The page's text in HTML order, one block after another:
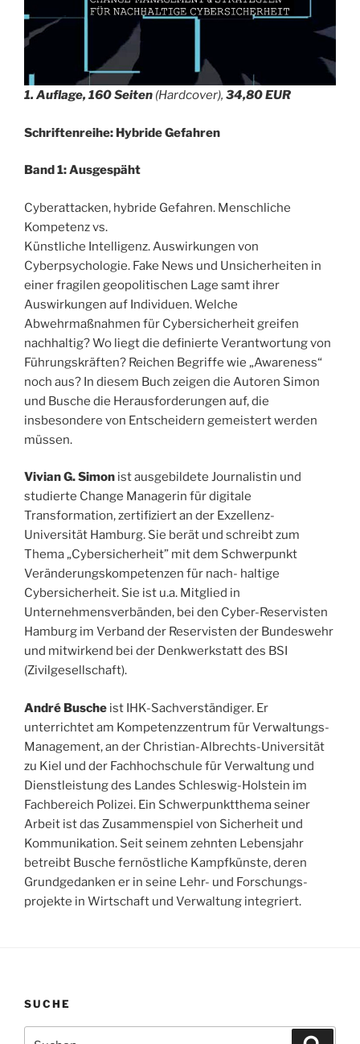
1. Auflage, 160 Seiten (Hardcover), 34,80 EUR
Schriftenreihe: Hybride Gefahren
Band 1: Ausgespäht
Cyberattacken, hybride Gefahren. Menschliche
Kompetenz vs.
Künstliche Intelligenz. Auswirkungen von
Cyberpsychologie. Fake News und Unsicherheiten in
einer fragilen geopolitischen Lage samt ihrer
Auswirkungen auf Individuen. Welche
Abwehrmaßnahmen für Cybersicherheit greifen
nachhaltig? Wo liegt die definierte Verantwortung von
Führungskräften? Reichen Begriffe wie „Awareness“
noch aus? In diesem Buch zeigen die Autoren Simon
und Busche die Herausforderungen auf, die
insbesondere von Entscheidern gemeistert werden
müssen.
Vivian G. Simon ist ausgebildete Journalistin und
studierte Change Managerin für digitale
Transformation, zertifiziert an der Exzellenz-
Universität Hamburg. Sie berät und schreibt zum
Thema „Cybersicherheit” mit dem Schwerpunkt
Veränderungskompetenzen für nach- haltige
Cybersicherheit. Sie ist u.a. Mitglied in
Unternehmensverbänden, bei den Cyber-Reservisten
Hamburg im Verband der Reservisten der Bundeswehr
und mitwirkend bei der Denkwerkstatt des BSI
(Zivilgesellschaft).
André Busche ist IHK-Sachverständiger. Er
unterrichtet am Kompetenzzentrum für Verwaltungs-
Management, an der Christian-Albrechts-Universität
zu Kiel und der Fachhochschule für Verwaltung und
Dienstleistung des Landes Schleswig-Holstein im
Fachbereich Polizei. Ein Schwerpunktthema seiner
Arbeit ist das Zusammenspiel von Sicherheit und
Kommunikation. Seit seinem zehnten Lebensjahr
betreibt Busche fernöstliche Kampfkünste, deren
Grundgedanken er in seine Lehr- und Forschungs-
projekte in Wirtschaft und Verwaltung integriert.
SUCHE